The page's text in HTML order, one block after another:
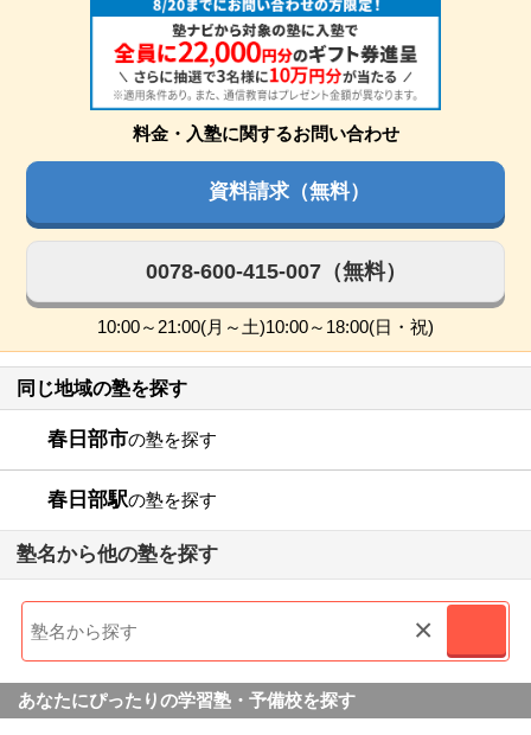
料金・入塾に関するお問い合わせ
資料請求（無料）
0078-600-415-007（無料）
10:00～21:00(月～土)10:00～18:00(日・祝)
同じ地域の塾を探す
春日部市の塾を探す
春日部駅の塾を探す
塾名から他の塾を探す
×
あなたにぴったりの学習塾・予備校を探す